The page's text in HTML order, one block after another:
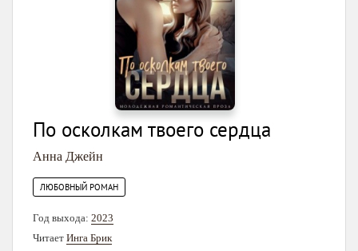
По осколкам твоего сердца
Анна Джейн
ЛЮБОВНЫЙ РОМАН
Год выхода: 2023
Читает Инга Брик